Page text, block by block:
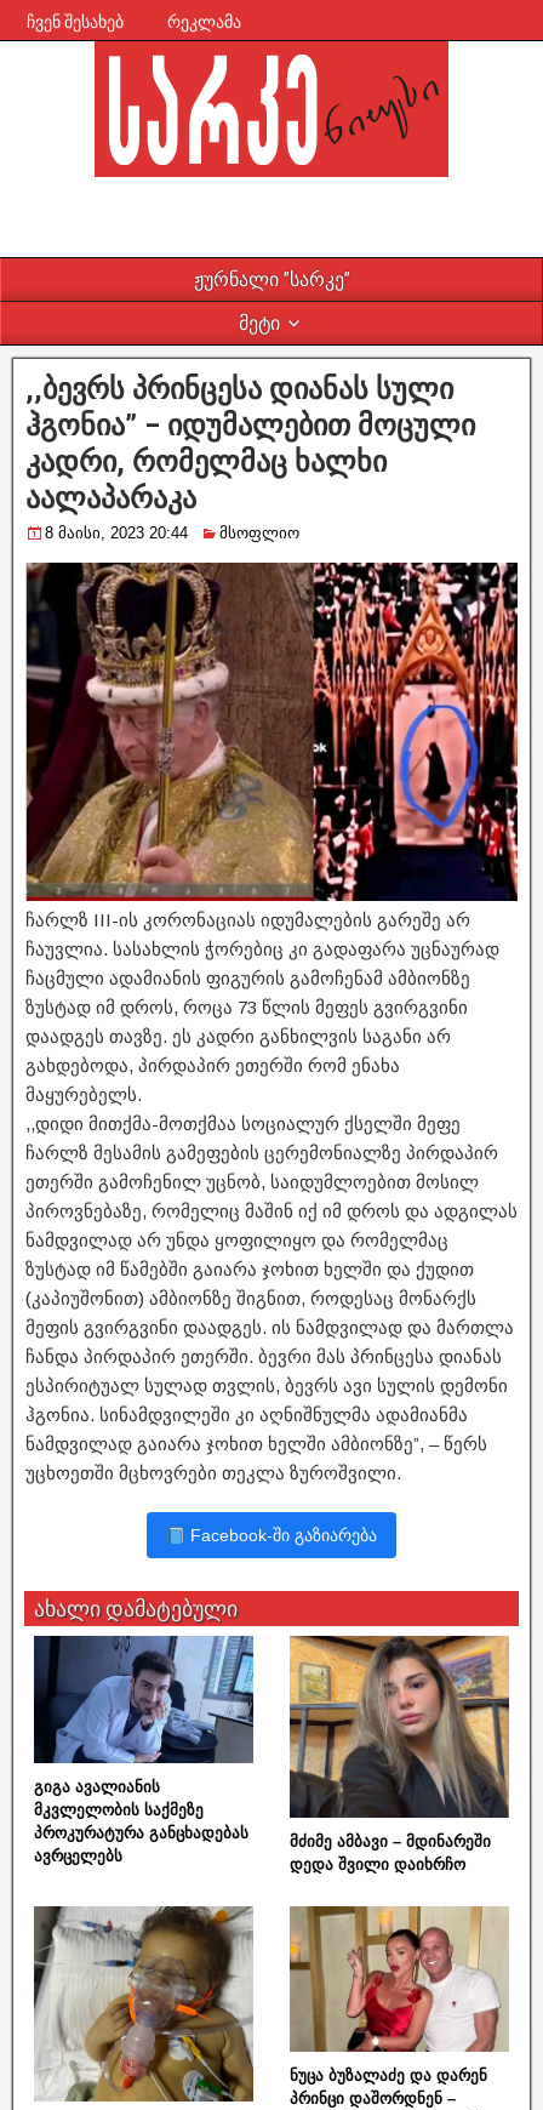
ჩვენ შესახებ რეკლამა
ჟურნალი ”სარკე”
მეტი
,,ბევრს პრინცესა დიანას სული
ჰგონია” – იდუმალებით მოცული
კადრი, რომელმაც ხალხი
აალაპარაკა
8 მაისი, 2023 20:44 მსოფლიო
ჩარლზ III-ის კორონაციას იდუმალების გარეშე არ
ჩაუვლია. სასახლის ჭორებიც კი გადაფარა უცნაურად
ჩაცმული ადამიანის ფიგურის გამოჩენამ ამბიონზე
ზუსტად იმ დროს, როცა 73 წლის მეფეს გვირგვინი
დაადგეს თავზე. ეს კადრი განხილვის საგანი არ
გახდებოდა, პირდაპირ ეთერში რომ ენახა
მაყურებელს.
,,დიდი მითქმა-მოთქმაა სოციალურ ქსელში მეფე
ჩარლზ მესამის გამეფების ცერემონიალზე პირდაპირ
ეთერში გამოჩენილ უცნობ, საიდუმლოებით მოსილ
პიროვნებაზე, რომელიც მაშინ იქ იმ დროს და ადგილას
ნამდვილად არ უნდა ყოფილიყო და რომელმაც
ზუსტად იმ წამებში გაიარა ჯოხით ხელში და ქუდით
(კაპიუშონით) ამბიონზე შიგნით, როდესაც მონარქს
მეფის გვირგვინი დაადგეს. ის ნამდვილად და მართლა
ჩანდა პირდაპირ ეთერში. ბევრი მას პრინცესა დიანას
ესპირიტუალ სულად თვლის, ბევრს ავი სულის დემონი
ჰგონია. სინამდვილეში კი აღნიშნულმა ადამიანმა
ნამდვილად გაიარა ჯოხით ხელში ამბიონზე”, – წერს
უცხოეთში მცხოვრები თეკლა ზუროშვილი.
Facebook-ში გაზიარება
ახალი დამატებული
გიგა ავალიანის
მკვლელობის საქმეზე
პროკურატურა განცხადებას
ავრცელებს
მძიმე ამბავი – მდინარეში
დედა შვილი დაიხრჩო
ნუცა ბუზალაძე და დარენ
პრინცი დაშორდნენ –